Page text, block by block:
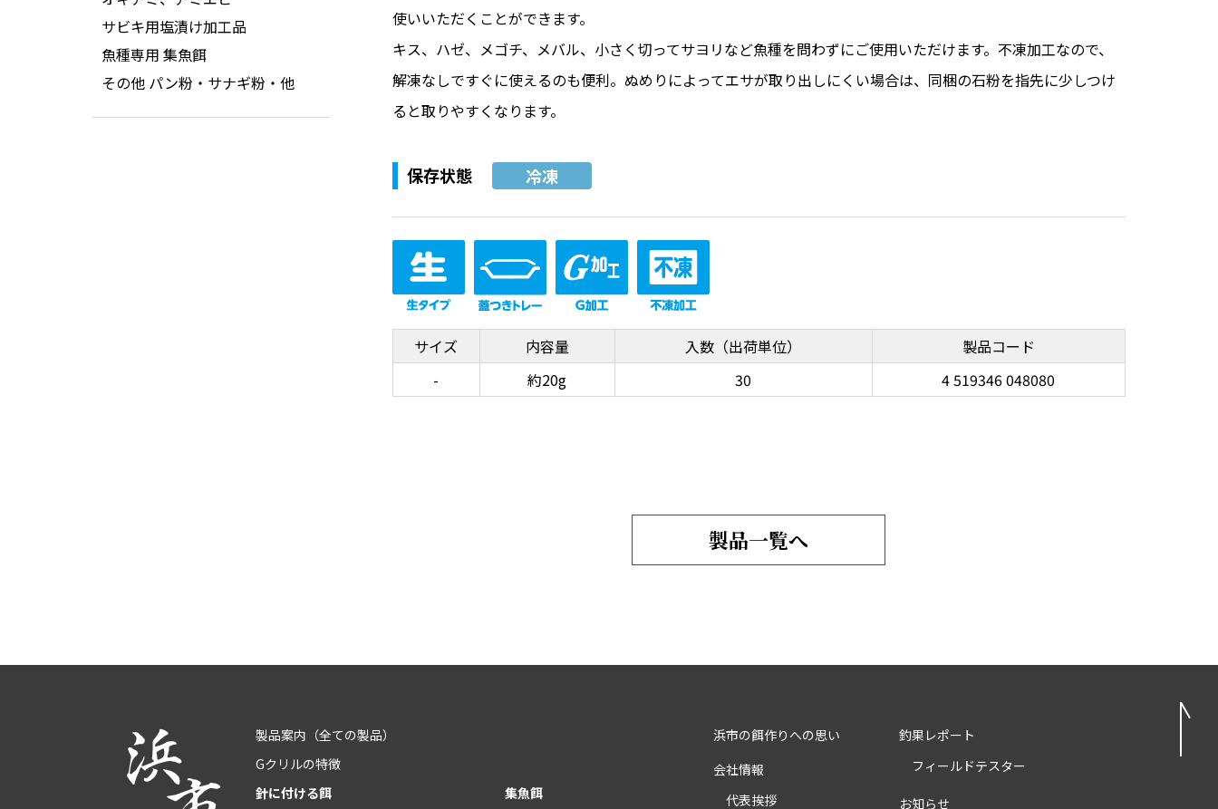
サビキ用塩漬け加工品
魚種専用 集魚餌
その他 パン粉・サナギ粉・他
使いいただくことができます。
キス、ハゼ、メゴチ、メバル、小さく切ってサヨリなど魚種を問わずにご使用いただけます。不凍加工なので、
解凍なしですぐに使えるのも便利。ぬめりによってエサが取り出しにくい場合は、同梱の石粉を指先に少しつけ
ると取りやすくなります。
保存状態 冷凍
サイズ 内容量 入数（出荷単位）
製品コード
-
約20g 30 4 519346 048080
製品一覧へ
製品案内 （全ての製品）
Gクリルの特徴
針に付ける餌
集魚餌
浜市の餌作りへの思い
会社情報
代表挨拶
釣果レポート
フィールドテスター
お知らせ